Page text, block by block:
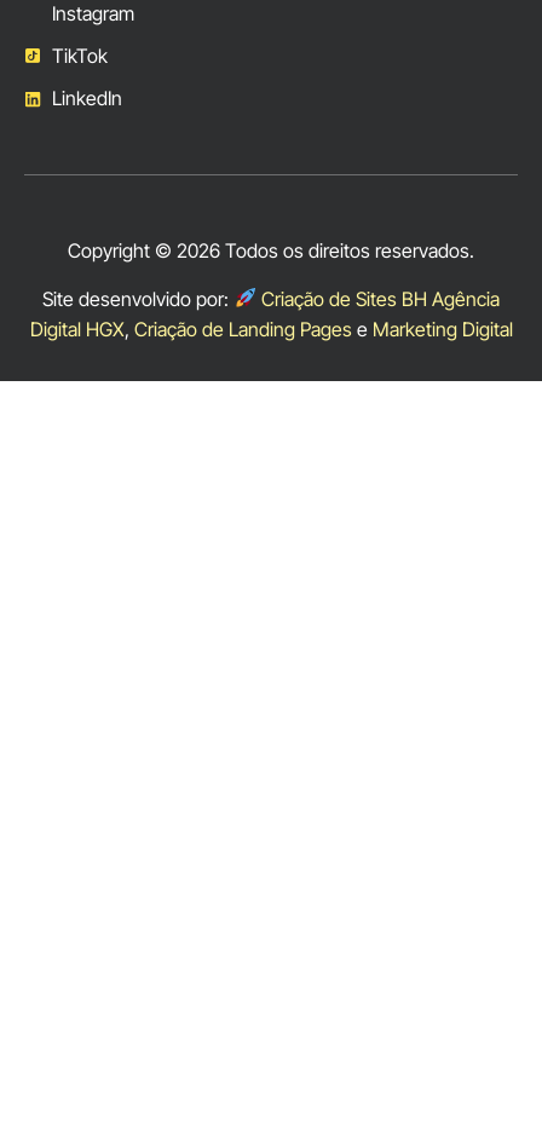
Instagram
TikTok
LinkedIn
Copyright © 2026 Todos os direitos reservados.
Site desenvolvido por:
Criação de Sites BH Agência
Digital HGX, Criação de Landing Pagese Marketing Digital